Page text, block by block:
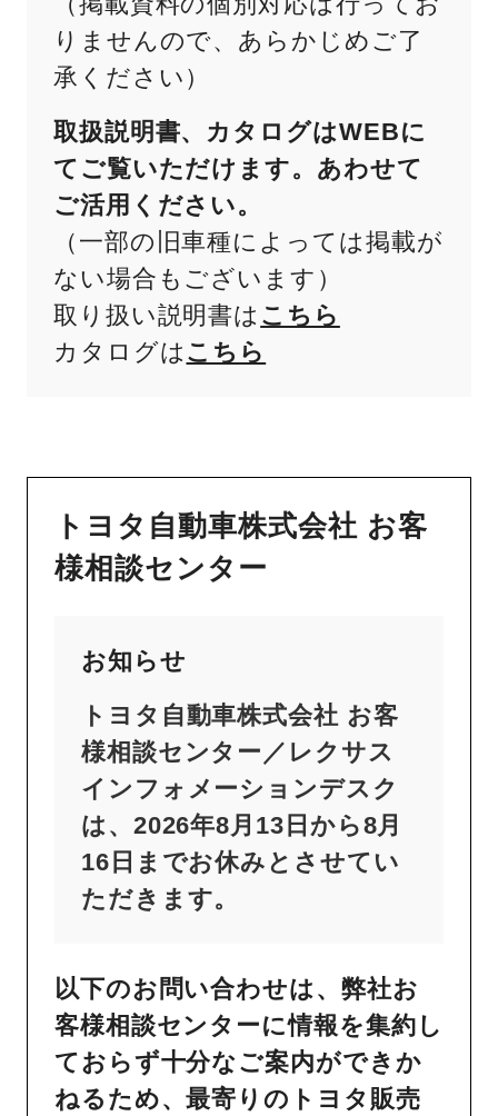
りませんので、あらかじめご了
承ください）
取扱説明書、カタログはWEBに
てご覧いただけます。あわせて
ご活用ください。
（一部の旧車種によっては掲載が
ない場合もございます）
取り扱い説明書は こちら
カタログは こちら
トヨタ自動車株式会社 お客
様相談センター
お知らせ
トヨタ自動車株式会社 お客
様相談センター／レクサス
インフォメーションデスク
は、2026年8月13日から8月
16日までお休みとさせてい
ただきます。
以下のお問い合わせは、弊社お
客様相談センターに情報を集約し
ておらず十分なご案内ができか
ねるため、最寄りのトヨタ販売